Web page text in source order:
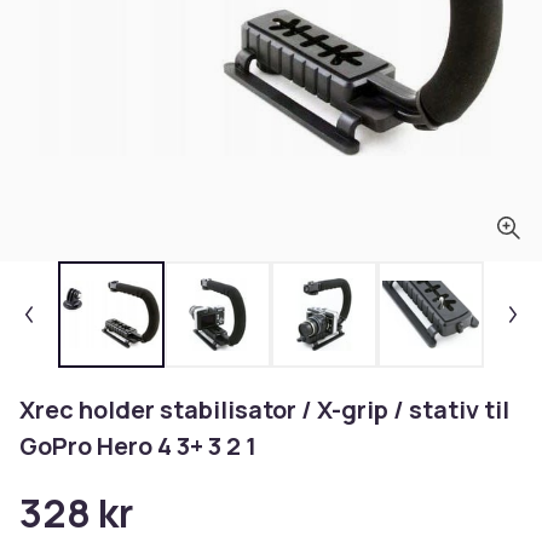
Xrec holder stabilisator / X-grip / stativ til
GoPro Hero 4 3+ 3 2 1
328 kr